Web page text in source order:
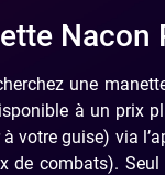
Nacon
une
à un
votre guise) via
de combats).